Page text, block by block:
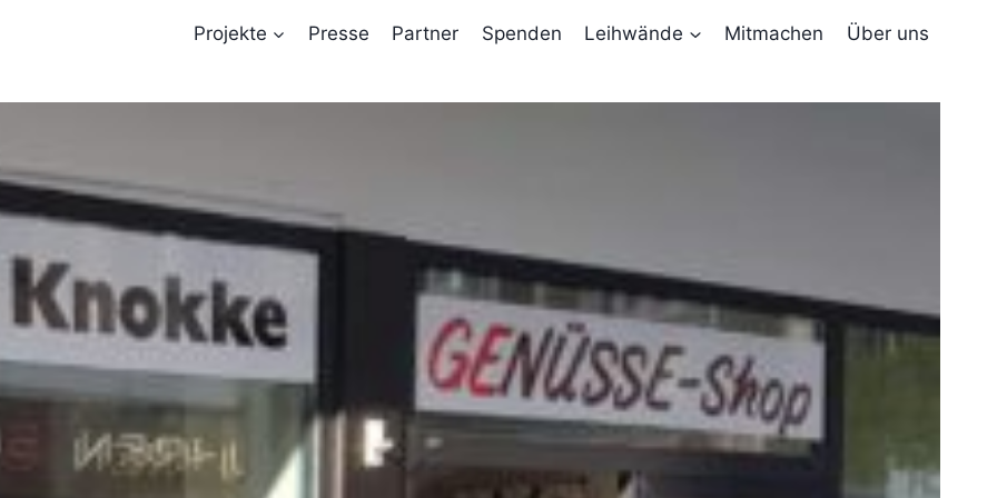
Projekte Presse Partner Spenden Leihwände Mitmachen Über uns